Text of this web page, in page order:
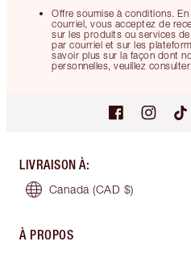
Offre soumise à conditions.
courriel, vous acceptez de
sur les produits ou services
par courriel et sur les
savoir plus sur la façon dont
personnelles, veuillez
LIVRAISON À:
Canada (CAD $)
À PROPOS